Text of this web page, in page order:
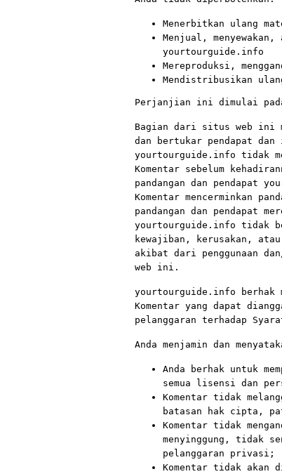
Menerbitkan ulang
Menjual,
yourtourguide.info
Mereproduksi,
Mendistribusikan
Perjanjian ini dimulai
Bagian dari situs web ini
dan bertukar pendapat
yourtourguide.info tidak
Komentar sebelum
pandangan dan pendapat
Komentar mencerminkan
pandangan dan pendapat
yourtourguide.info tidak
kewajiban, kerusakan,
akibat dari penggunaan
web ini.
yourtourguide.info berhak
Komentar yang dapat
pelanggaran terhadap
Anda menjamin dan
Anda berhak untuk
semua lisensi dan
Komentar tidak
batasan hak cipta,
Komentar tidak
menyinggung, tidak
pelanggaran privasi;
Komentar tidak akan